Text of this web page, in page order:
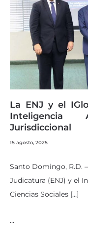
La ENJ y el
Jurisdiccional
15 agosto, 2025
Santo Domingo, R.D.
Judicatura (ENJ) y el
Ciencias Sociales […]
…